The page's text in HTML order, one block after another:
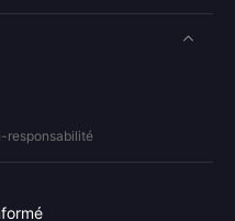
responsabilité